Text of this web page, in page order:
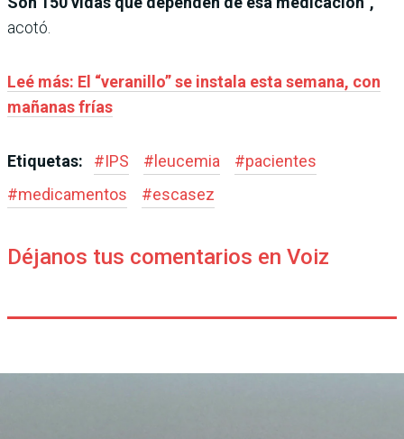
acotó.
Leé más: El “veranillo” se instala esta semana, con
mañanas frías
Etiquetas: #IPS # leucemia #pacientes
#medicamentos #escasez
Déjanos tus comentarios en Voiz